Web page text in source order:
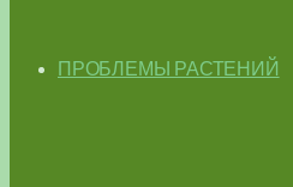
ПРОБЛЕМЫ РАСТЕНИЙ